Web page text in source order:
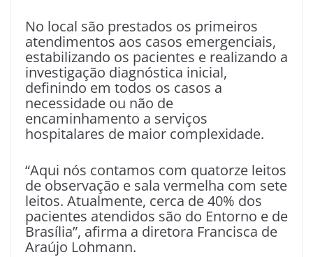
No local são prestados os primeiros
atendimentos aos casos emergenciais,
estabilizando os pacientes e realizando a
investigação diagnóstica inicial,
definindo em todos os casos a
necessidade ou não de
encaminhamento a serviços
hospitalares de maior complexidade.
“Aqui nós contamos com quatorze leitos
de observação e sala vermelha com sete
leitos. Atualmente, cerca de 40% dos
pacientes atendidos são do Entorno e de
Brasília”, afirma a diretora Francisca de
Araújo Lohmann.